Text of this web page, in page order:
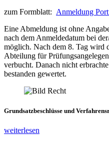
zum Formblatt: Anmeldung
Eine Abmeldung ist ohne
nach dem Anmeldedatum bei
möglich. Nach dem 8. Tag wird
Abteilung für
verbucht. Danach nicht
bestanden gewertet.
Grundsatzbeschlüsse und
weiterlesen